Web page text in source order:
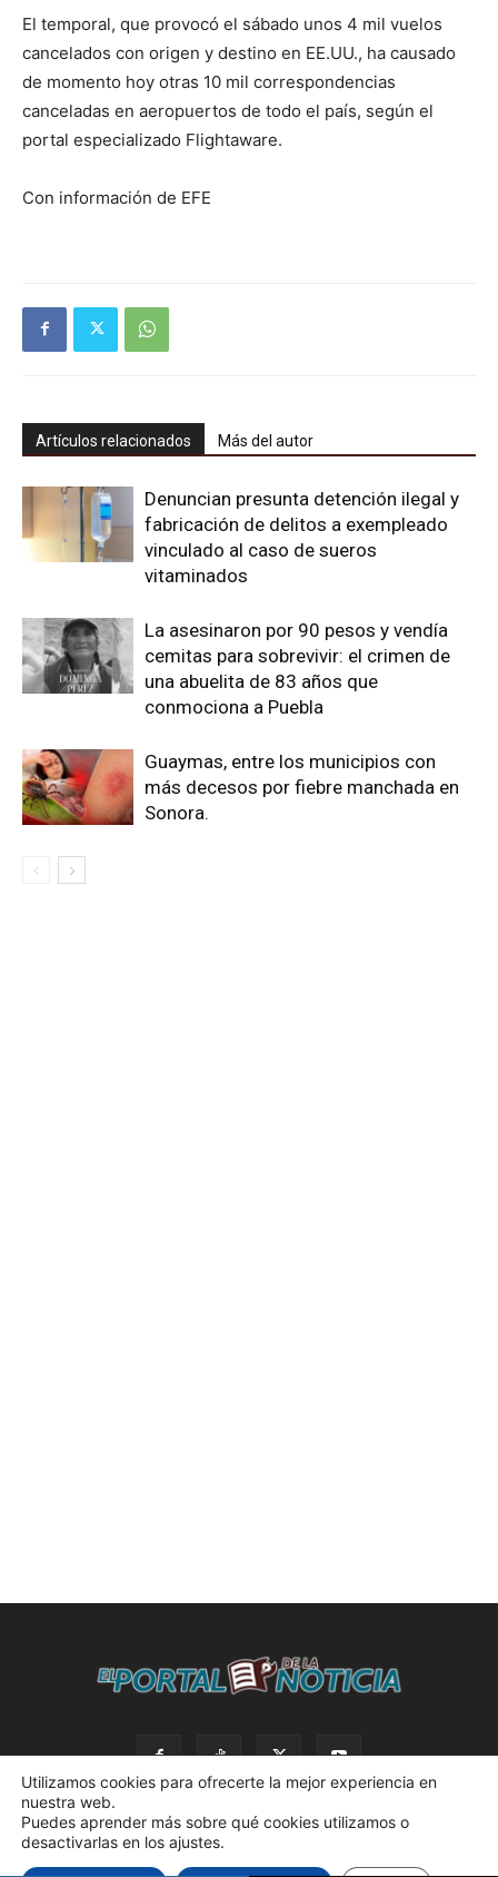
El temporal, que provocó el sábado unos 4 mil vuelos
cancelados con origen y destino en EE.UU., ha causado
de momento hoy otras 10 mil correspondencias
canceladas en aeropuertos de todo el país, según el
portal especializado Flightaware.
Con información de EFE
Artículos relacionados Más del autor
Denuncian presunta detención ilegal y
fabricación de delitos a exempleado
vinculado al caso de sueros
vitaminados
La asesinaron por 90 pesos y vendía
cemitas para sobrevivir: el crimen de
una abuelita de 83 años que
conmociona a Puebla
Guaymas, entre los municipios con
más decesos por fiebre manchada en
Sonora.
© 2023 El Portal de la Noticia. Todos los derechos reservados. |
Utilizamos cookies para ofrecerte la mejor experiencia en
nuestra web.
Puedes aprender más sobre qué cookies utilizamos o
desactivarlas en los ajustes.